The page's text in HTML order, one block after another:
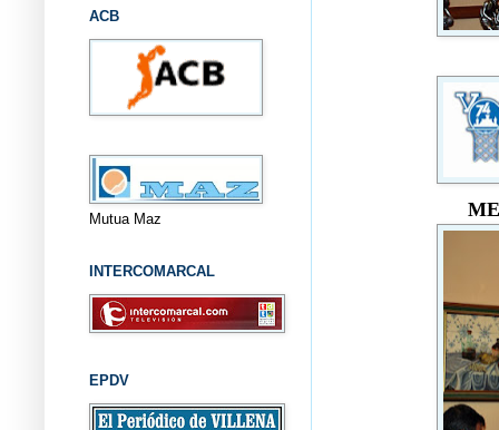
ACB
Mutua Maz
INTERCOMARCAL
EPDV